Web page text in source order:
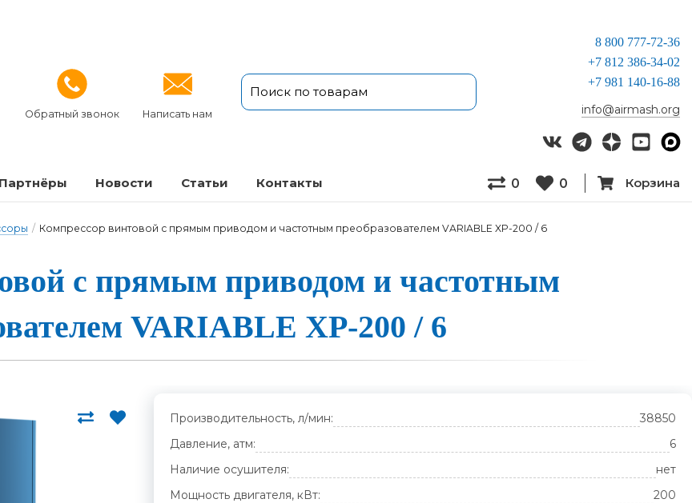
Обратный звонок Написать нам
8 800 777-72-36
+7 812 386-34-02
+7 981 140-16-88
info@airmash.org
Партнёры Новости Статьи Кон­так­ты 0 0 Корзина
/ Компрессор винтовой с прямым приводом и частотным преобразователем VARIABLE XP-200 / 6
с пря­мым при­во­дом и час­тотным
VARIABLE XP-200 / 6
Производительность, л/мин:
38850
Давление, атм:
6
Наличие осушителя:
нет
Мощность двигателя, кВт:
200